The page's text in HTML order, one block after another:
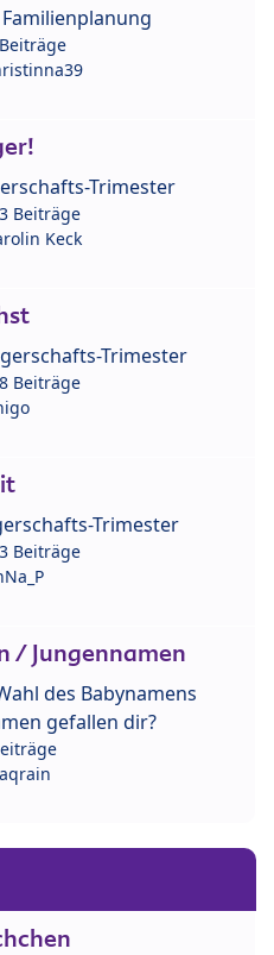
Trimester
Beiträge
Keck
Trimester
Beiträge
Trimester
Beiträge
/ Jungennamen
des Babynamens
gefallen dir?